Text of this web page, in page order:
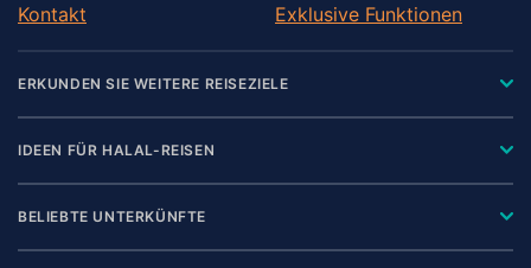
Kontakt
Exklusive Funktionen
ERKUNDEN SIE WEITERE REISEZIELE
IDEEN FÜR HALAL-REISEN
BELIEBTE UNTERKÜNFTE